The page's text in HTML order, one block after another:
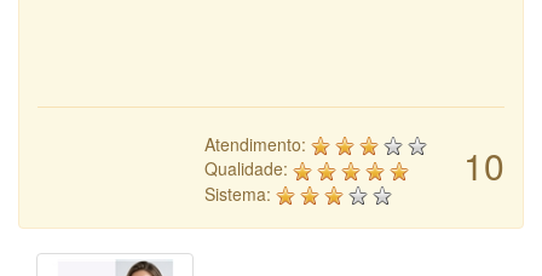
10
Atendimento:
Qualidade:
Sistema: